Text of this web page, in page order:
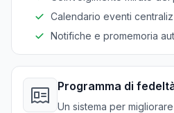
Calendario eventi
Notifiche e promemoria
Programma di
Un sistema per